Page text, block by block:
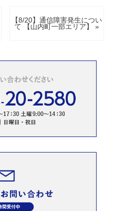
【8/20】通信障害発生につい
て 【山内町一部エリア】 »